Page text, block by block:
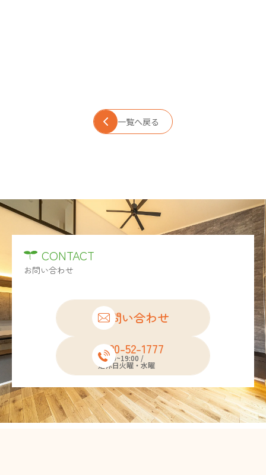
一覧へ戻る
CONTACT
お問い合わせ
お問い合わせ
0120-52-1777
10:00~19:00 /
定休日火曜・水曜